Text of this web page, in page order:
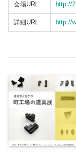
会場URL http://
詳細URL http://